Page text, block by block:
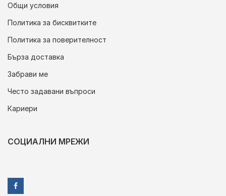
Общи условия
Политика за бисквитките
Политика за поверителност
Бърза доставка
Забрави ме
Често задавани въпроси
Кариери
СОЦИАЛНИ МРЕЖИ